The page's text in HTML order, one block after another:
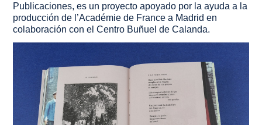
Publicaciones, es un proyecto apoyado por la ayuda a la
producción de l’Académie de France a Madrid en
colaboración con el Centro Buñuel de Calanda.